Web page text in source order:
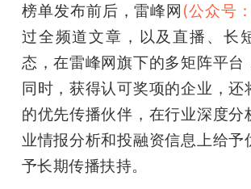
榜单发布前后，雷峰网 (公众号
过全频道文章，以及直播、长
态，在雷峰网旗下的多矩阵平台
同时，获得认可奖项的企业，还
的优先传播伙伴，在行业深度分
业情报分析和投融资信息上给予
予长期传播扶持。